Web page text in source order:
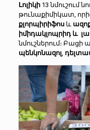
Լոլիկի13 նմուշում
թունաքիմիկատ,
քլորպիրիֆոս և
իմիդակլոպրիդ և
նմուշներում։ Բացի
պենկոնազոլ